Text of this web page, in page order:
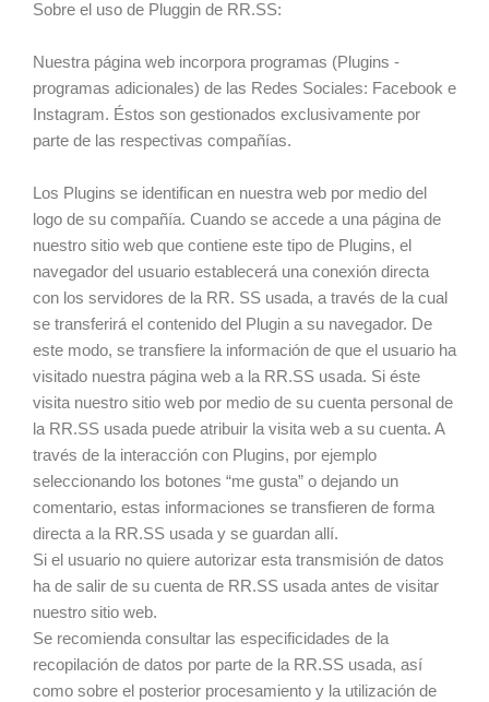
Sobre el uso de Pluggin de RR.SS:
Nuestra página web incorpora programas (Plugins -
programas adicionales) de las Redes Sociales: Facebook e
Instagram. Éstos son gestionados exclusivamente por
parte de las respectivas compañías.
Los Plugins se identifican en nuestra web por medio del
logo de su compañía. Cuando se accede a una página de
nuestro sitio web que contiene este tipo de Plugins, el
navegador del usuario establecerá una conexión directa
con los servidores de la RR. SS usada, a través de la cual
se transferirá el contenido del Plugin a su navegador. De
este modo, se transfiere la información de que el usuario ha
visitado nuestra página web a la RR.SS usada. Si éste
visita nuestro sitio web por medio de su cuenta personal de
la RR.SS usada puede atribuir la visita web a su cuenta. A
través de la interacción con Plugins, por ejemplo
seleccionando los botones “me gusta” o dejando un
comentario, estas informaciones se transfieren de forma
directa a la RR.SS usada y se guardan allí.
Si el usuario no quiere autorizar esta transmisión de datos
ha de salir de su cuenta de RR.SS usada antes de visitar
nuestro sitio web.
Se recomienda consultar las especificidades de la
recopilación de datos por parte de la RR.SS usada, así
como sobre el posterior procesamiento y la utilización de